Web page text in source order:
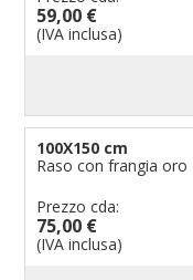
59,00 €
(IVA inclusa)
100X150 cm
Raso con frangia oro
Prezzo cda:
75,00 €
(IVA inclusa)